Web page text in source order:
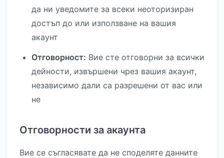
да ни уведомите за всеки неоторизиран
достъп до или използване на вашия
акаунт
Отговорност: Вие сте отговорни за всички
дейности, извършени чрез вашия акаунт,
независимо дали са разрешени от вас или
не
Отговорности за акаунта
Вие се съгласявате да не споделяте данните